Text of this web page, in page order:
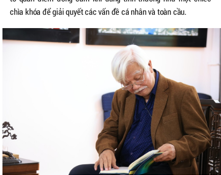
chìa khóa để giải quyết các vấn đề cá nhân và toàn cầu.